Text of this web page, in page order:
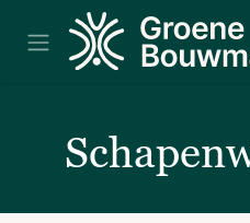
Overslaan naar inhoud